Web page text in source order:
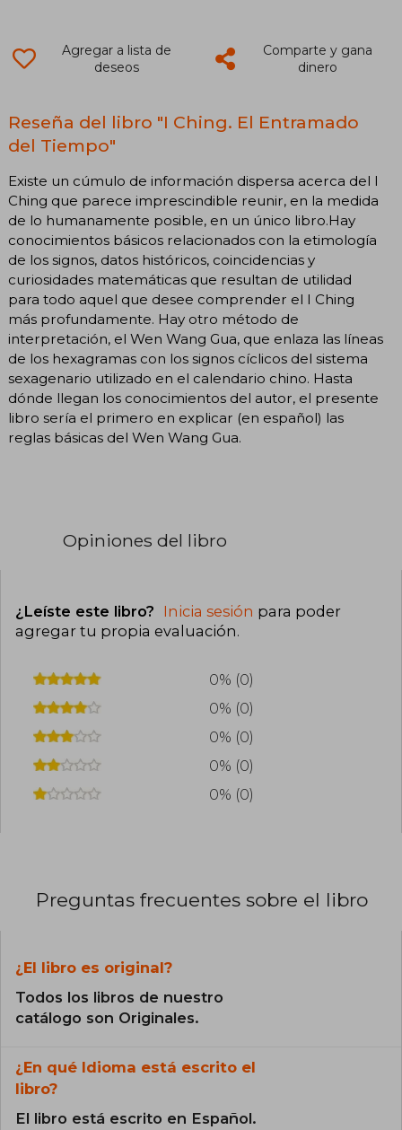
Agregar a lista de
deseos
Comparte y gana
dinero
Reseña del libro "I Ching. El Entramado
del Tiempo"
Existe un cúmulo de información dispersa acerca del I
Ching que parece imprescindible reunir, en la medida
de lo humanamente posible, en un único libro.Hay
conocimientos básicos relacionados con la etimología
de los signos, datos históricos, coincidencias y
curiosidades matemáticas que resultan de utilidad
para todo aquel que desee comprender el I Ching
más profundamente. Hay otro método de
interpretación, el Wen Wang Gua, que enlaza las líneas
de los hexagramas con los signos cíclicos del sistema
sexagenario utilizado en el calendario chino. Hasta
dónde llegan los conocimientos del autor, el presente
libro sería el primero en explicar (en español) las
reglas básicas del Wen Wang Gua.
Opiniones del libro
¿Leíste este libro? Inicia sesión para poder
agregar tu propia evaluación.
0% (0)
0% (0)
0% (0)
0% (0)
0% (0)
Preguntas frecuentes sobre el libro
¿El libro es original?
Todos los libros de nuestro
catálogo son Originales.
¿En qué Idioma está escrito el
libro?
El libro está escrito en Español.